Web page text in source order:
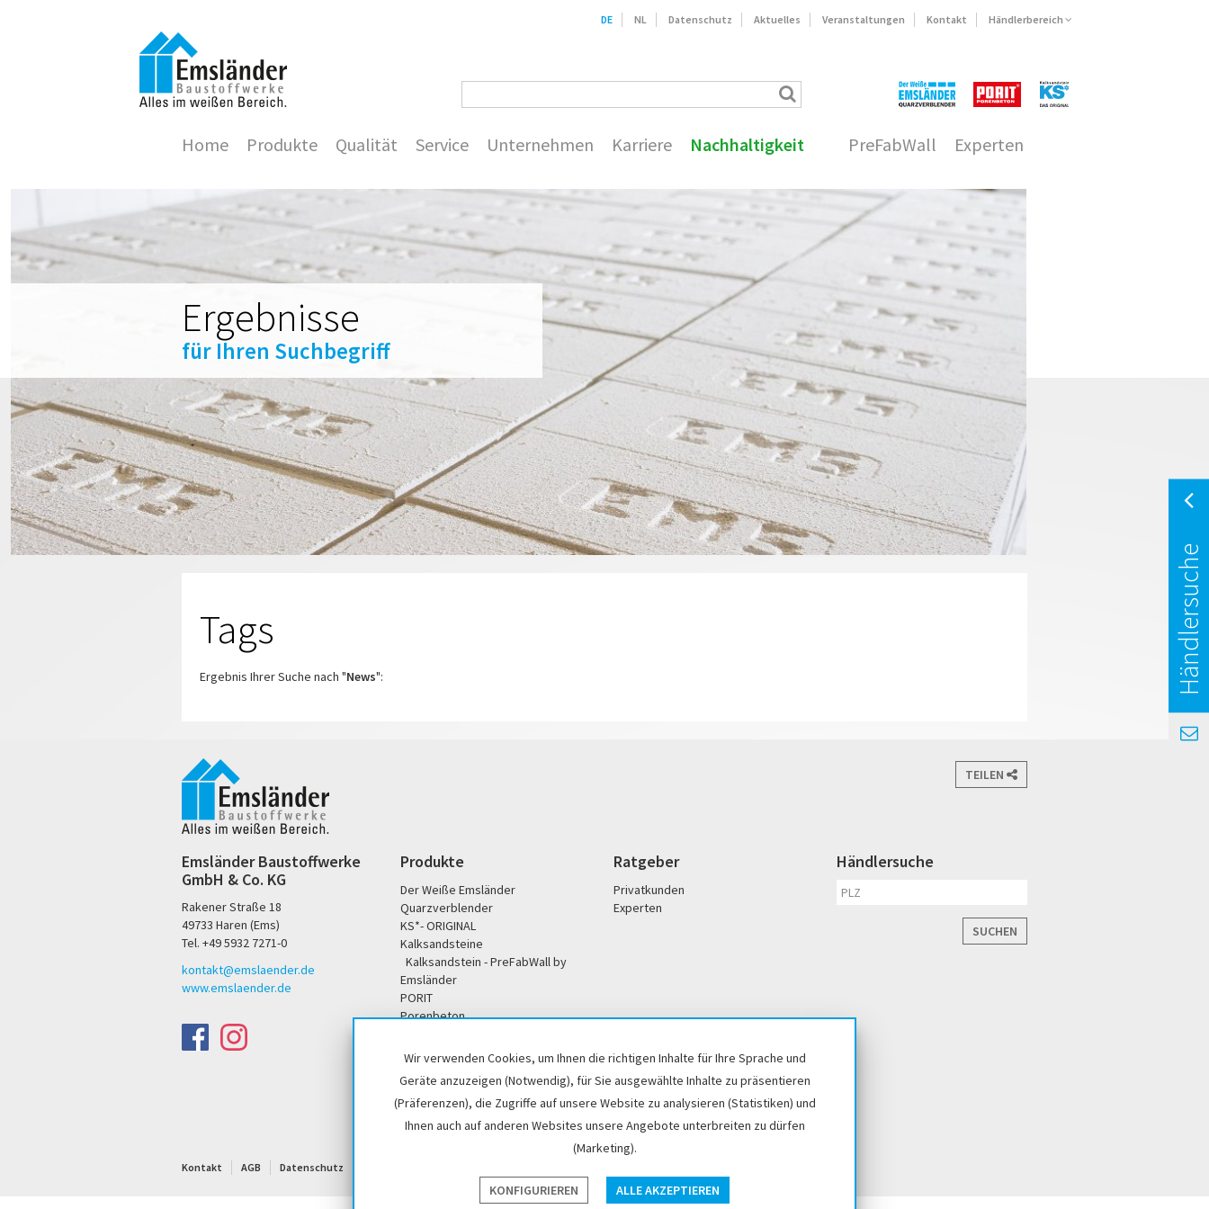
Wir verwenden Cookies, um Ihnen die richtigen Inhalte für Ihre Sprache und
Geräte anzuzeigen (Notwendig), für Sie ausgewählte Inhalte zu präsentieren
(Präferenzen), die Zugriffe auf unsere Website zu analysieren (Statistiken) und
Ihnen auch auf anderen Websites unsere Angebote unterbreiten zu dürfen
(Marketing).
ALLE AKZEPTIEREN
KONFIGURIEREN
DE NL Datenschutz Aktuelles Veranstaltungen Kontakt Händlerbereich
Home Produkte Qualität Service Unternehmen Karriere Nachhaltigkeit PreFabWall Experten
Ergebnisse
für Ihren Suchbegriff
Tags
Ergebnis Ihrer Suche nach "News":
TEILEN
Emsländer Baustoffwerke
GmbH & Co. KG
Rakener Straße 18
49733 Haren (Ems)
Tel. +49 5932 7271-0
kontakt@emslaender.de
www.emslaender.de
Händlersuche
SUCHEN
Produkte
Der Weiße Emsländer
Quarzverblender
KS*- ORIGINAL
Kalksandsteine
Kalksandstein - PreFabWall by
Emsländer
PORIT
Porenbeton
Ratgeber
Privatkunden
Experten
Unternehmen
Unsere Philosophie
Soziales Engagement
Historisches
Service
Broschüren / Downloads
Büro- und Servicezeiten
Händlersuche
DoP / Leistungserklärung
Kontakt AGB Datenschutz
Händlersuche